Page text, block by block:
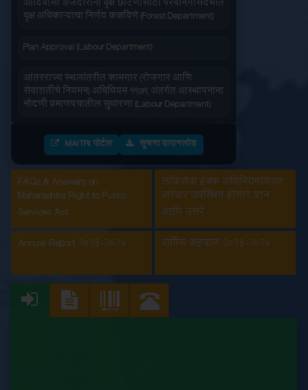
वापरण्यास सोपे वेळेची बचत
वृक्ष अधिकाऱ्याचा निर्णय कळविणे (Forest Department)
Plan Approval (Labour Department)
आंतरराज्य स्थलांतरीत कामगार (रोजगार आणि
सेवाशर्तीचे नियमन) अधिधियम १९७९ अंतर्गत आस्थापनांना
नोंदणी प्रमाणपत्रातील सुधारणा (Labour Department)
आंतरराज्य स्थलांतरीत कामगार (रोजगार आणि
सेवाशर्तीचे नियमन) अधिधियम १९७९ अंतर्गतआस्थापनांना
नोंदणी प्रमाणपत्र (Labour Department)
इमारत आणि इतर बांधकाम मजूर आस्थापनांची नोंदणी
(Labour Department)
कंत्राटी कामगार (नियमन व निर्मुलन) अधिनियम, 1970
अंतर्गत मुख्य मालक नोंदणी प्रमाणपत्रातील सुधारणा
कंत्राटी कामगार अनुज्ञप्ती (Labour Department)
कंत्राटी कामगार नूतनीकरण (Labour Department)
MAITRI पोर्टल सूचना डाउनलोड
FAQs & Answers on
Maharashtra Right to Public
Services Act
लोकसेवा हक्क अधिनियमाबाबत
वारंवार उपस्थित होणारे प्रश्न
आणि उत्तरे
Annual Report 2023-2024
वार्षिक अहवाल 2023-2024